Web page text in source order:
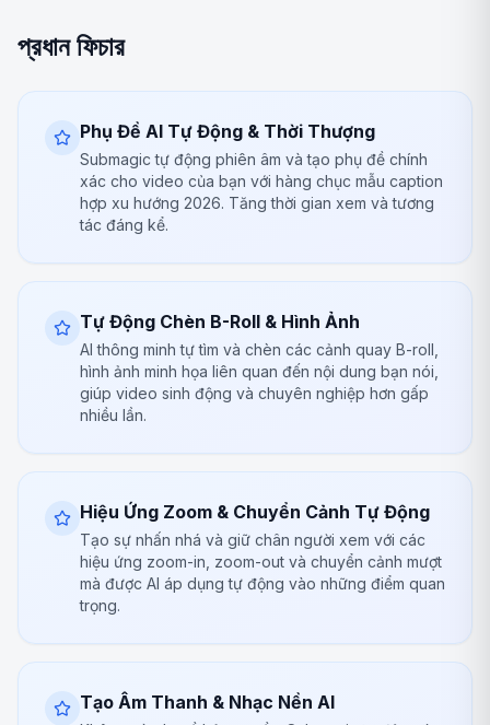
প্রধান ফিচার
Phụ Đề AI Tự Động & Thời Thượng
Submagic tự động phiên âm và tạo phụ đề chính
xác cho video của bạn với hàng chục mẫu caption
hợp xu hướng 2026. Tăng thời gian xem và tương
tác đáng kể.
Tự Động Chèn B-Roll & Hình Ảnh
AI thông minh tự tìm và chèn các cảnh quay B-roll,
hình ảnh minh họa liên quan đến nội dung bạn nói,
giúp video sinh động và chuyên nghiệp hơn gấp
nhiều lần.
Hiệu Ứng Zoom & Chuyển Cảnh Tự Động
Tạo sự nhấn nhá và giữ chân người xem với các
hiệu ứng zoom-in, zoom-out và chuyển cảnh mượt
mà được AI áp dụng tự động vào những điểm quan
trọng.
Tạo Âm Thanh & Nhạc Nền AI